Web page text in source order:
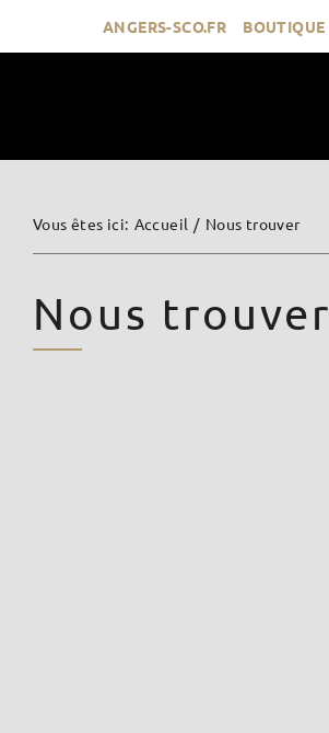
ANGERS-SCO.FR BOUTIQUE
Vous êtes ici: Accueil / Nous trouver
Nous trouver